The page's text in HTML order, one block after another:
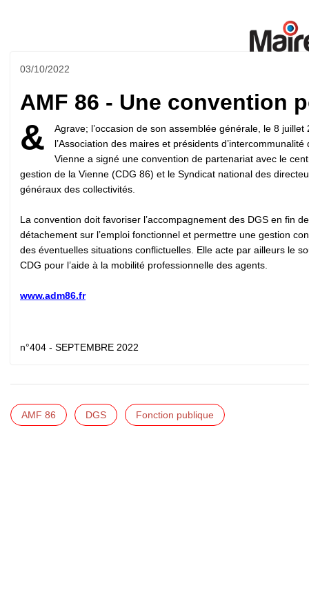
03/10/2022
AMF 86 - Une convention
&
Agrave; l’occasion de son assemblée générale, le 8 juillet
l’Association des maires et présidents d’intercommunalité
Vienne a signé une convention de partenariat avec le
gestion de la Vienne (CDG 86) et le Syndicat national des
généraux des collectivités.
La convention doit favoriser l’accompagnement des DGS en fin de
détachement sur l’emploi fonctionnel et permettre une gestion
des éventuelles situations conflictuelles. Elle acte par ailleurs le
CDG pour l’aide à la mobilité professionnelle des agents.
www.adm86.fr
n°404 - SEPTEMBRE 2022
AMF 86 DGS Fonction publique